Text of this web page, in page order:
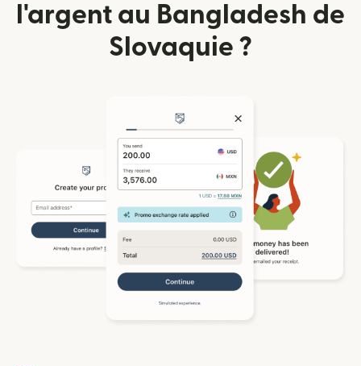
l'argent au Bangladesh de
Slovaquie ?